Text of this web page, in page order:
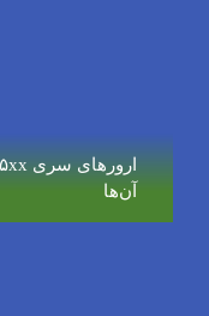
آن‌ها